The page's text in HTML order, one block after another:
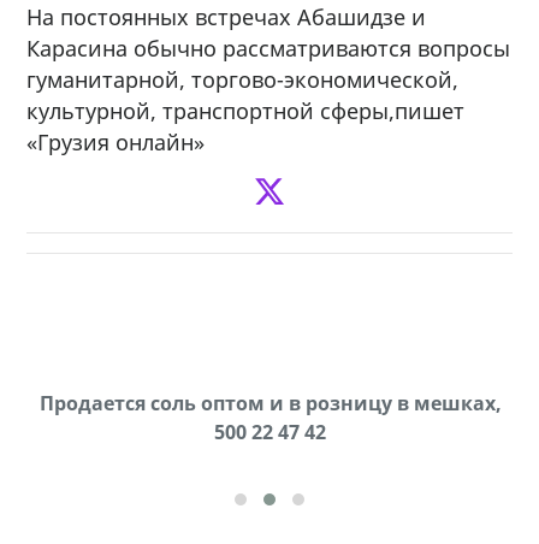
На постоянных встречах Абашидзе и
Карасина обычно рассматриваются вопросы
гуманитарной, торгово-экономической,
культурной, транспортной сферы,пишет
«Грузия онлайн»
Продается соль оптом и в розницу в мешках,
500 22 47 42
В городе Ниноцминда около фастфуда Hask
cдается в аренду дом, 571 30 57 57Whatsap/Viber